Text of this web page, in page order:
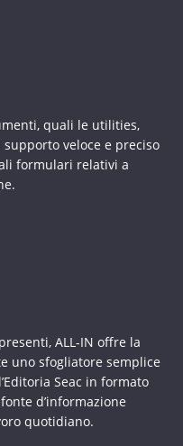
quali le utilities,
veloce e preciso
formulari relativi a
ALL-IN offre la
uno sfogliatore semplice
Seac in formato
d’informazione
quotidiano.